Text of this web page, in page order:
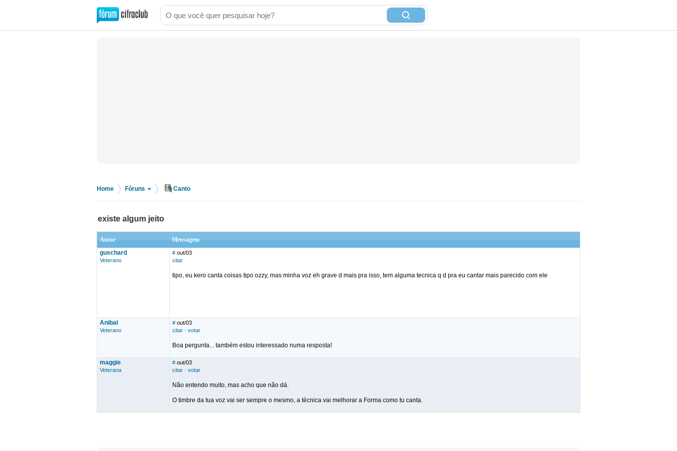
Home Fóruns Canto
existe algum jeito
Autor
Mensagem
guschard
Veterano
# out/03
citar
tipo, eu kero canta coisas tipo ozzy, mas minha voz eh grave d mais pra isso, tem alguma tecnica q d pra eu cantar mais parecido com ele
Anibal
Veterano
# out/03
citar · votar
Boa pergunta... também estou interessado numa resposta!
maggie
Veterana
# out/03
citar · votar
Não entendo muito, mas acho que não dá.
O timbre da tua voz vai ser sempre o mesmo, a técnica vai melhorar a Forma como tu canta.